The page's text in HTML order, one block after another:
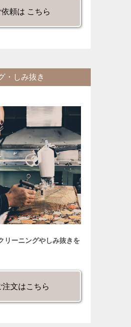
依頼は こちら
・しみ抜き
リーニングやしみ抜きを
注文はこちら